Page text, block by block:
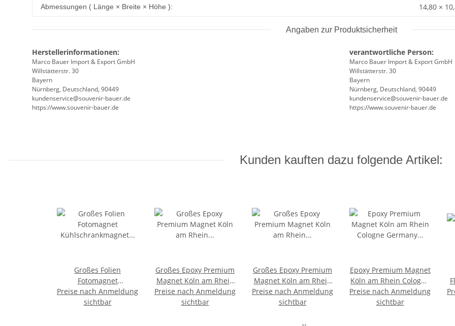
Produkteigenschaft
Wert
Abmessungen ( Länge × Breite × Höhe ): 14,80 ×
Angaben zur Produktsicherheit
Herstellerinformationen:
Marco Bauer Import & Export GmbH
Willstätterstr. 30
Bayern
Nürnberg, Deutschland, 90449
kundenservice@souvenir-bauer.de
https://www.souvenir-bauer.de
verantwortliche Person:
Marco Bauer Import & Export GmbH
Willstätterstr. 30
Bayern
Nürnberg, Deutschland, 90449
kundenservice@souvenir-bauer.de
https://www.souvenir-bauer.de
Kunden kauften dazu folgende Artikel:
Großes Folien
Fotomagnet
Kühlschrankmagnet
Foto Magnet Glitzer
Preise nach Anmeldung
sichtbar
Großes Epoxy Premium
Magnet Köln am Rhein
Cologne Germany
Deutschland
Preise nach Anmeldung
sichtbar
Großes Epoxy Premium
Magnet Köln am Rhein
Cologne Germany
Deutschland
Preise nach Anmeldung
sichtbar
Epoxy Premium Magnet
Köln am Rhein Cologne
Germany Deutschland
KT10
Preise nach Anmeldung
sichtbar